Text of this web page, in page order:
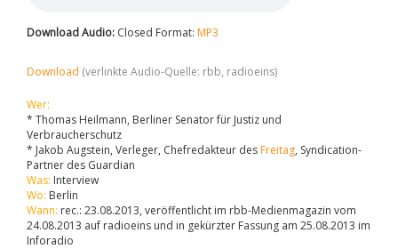
Download Audio: Closed Format: MP3
Download (verlinkte Audio-Quelle: rbb, radioeins)
Wer:
* Thomas Heilmann, Berliner Senator für Justiz und
Verbraucherschutz
* Jakob Augstein, Verleger, Chefredakteur des Freitag, Syndication-
Partner des Guardian
Was: Interview
Wo: Berlin
Wann: rec.: 23.08.2013, veröffentlicht im rbb-Medienmagazin vom
24.08.2013 auf radioeins und in gekürzter Fassung am 25.08.2013 im
Inforadio